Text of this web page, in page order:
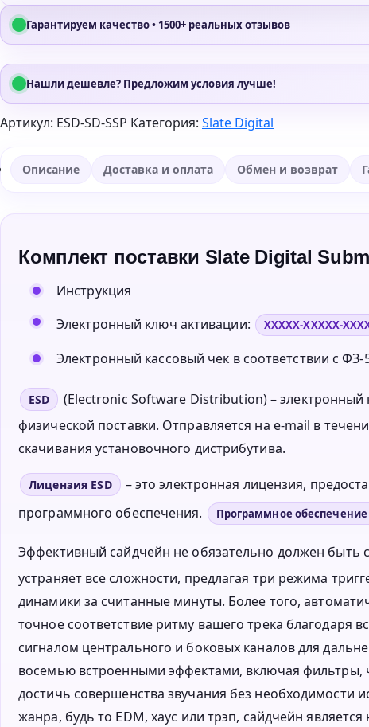
Гарантируем качество • 1500+ реальных отзывов
Нашли дешевле? Предложим условия лучше!
Артикул: ESD-SD-SSP Категория: Slate Digital
Описание Доставка и оплата Обмен и возврат
Комплект поставки Slate Digital
Инструкция
Электронный ключ активации:
XXXXX-XXXXX-
Электронный кассовый чек в соответствии с ФЗ-
ESD
(Electronic Software Distribution) –
физической поставки. Отправляется на e-mail в
скачивания установочного дистрибутива.
Лицензия ESD
– это электронная лицензия,
программного обеспечения.
Программное обеспечение
Эффективный сайдчейн не обязательно должен быть
устраняет все сложности, предлагая три режима
динамики за считанные минуты. Более того,
точное соответствие ритму вашего трека
сигналом центрального и боковых каналов для
восемью встроенными эффектами, включая фильтры,
достичь совершенства звучания без необходимости
жанра, будь то EDM, хаус или трэп, сайдчейн